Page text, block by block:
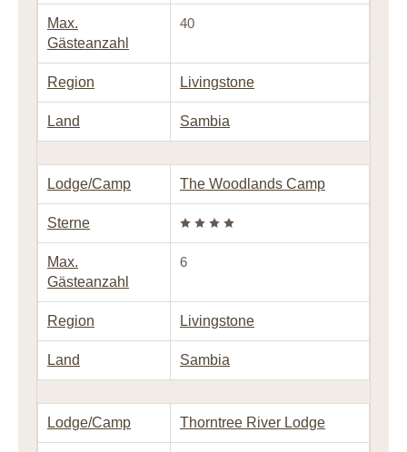
Max.
Gästeanzahl
40
Region Livingstone
Land Sambia
Lodge/Camp The Woodlands Camp
Sterne
Max.
Gästeanzahl
6
Region Livingstone
Land Sambia
Lodge/Camp Thorntree River Lodge